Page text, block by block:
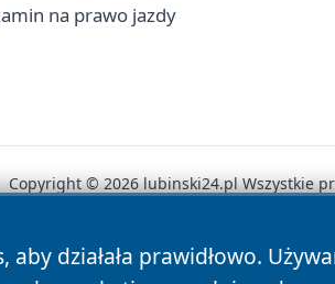
na prawo jazdy
działała prawidłowo.
Copyright © 2026 lubinski24.pl Wszystkie
Autorzy Polityka Prywatności